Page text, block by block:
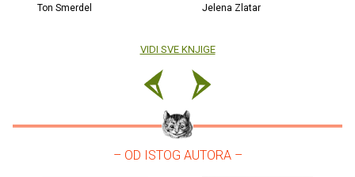
Ton Smerdel Jelena Zlatar
VIDI SVE KNJIGE
– OD ISTOG AUTORA –